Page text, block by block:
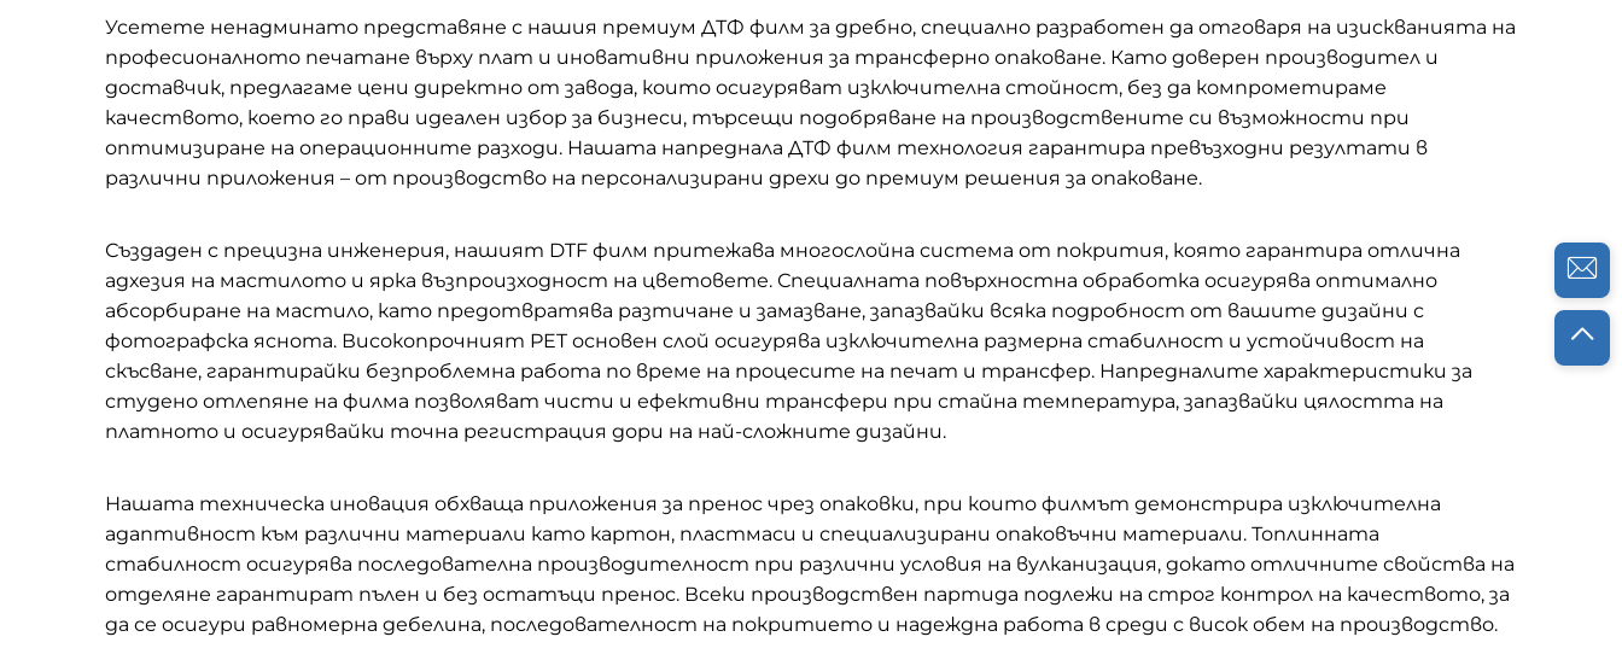
Усетете ненадминато представяне с нашия премиум ДТФ филм за дребно, специално разработен да отговаря на изискванията на
професионалното печатане върху плат и иновативни приложения за трансферно опаковане. Като доверен производител и
доставчик, предлагаме цени директно от завода, които осигуряват изключителна стойност, без да компрометираме
качеството, което го прави идеален избор за бизнеси, търсещи подобряване на производствените си възможности при
оптимизиране на операционните разходи. Нашата напреднала ДТФ филм технология гарантира превъзходни резултати в
различни приложения – от производство на персонализирани дрехи до премиум решения за опаковане.
Създаден с прецизна инженерия, нашият DTF филм притежава многослойна система от покрития, която гарантира отлична
адхезия на мастилото и ярка възпроизходност на цветовете. Специалната повърхностна обработка осигурява оптимално
абсорбиране на мастило, като предотвратява разтичане и замазване, запазвайки всяка подробност от вашите дизайни с
фотографска яснота. Високопрочният PET основен слой осигурява изключителна размерна стабилност и устойчивост на
скъсване, гарантирайки безпроблемна работа по време на процесите на печат и трансфер. Напредналите характеристики за
студено отлепяне на филма позволяват чисти и ефективни трансфери при стайна температура, запазвайки цялостта на
платното и осигурявайки точна регистрация дори на най-сложните дизайни.
Нашата техническа иновация обхваща приложения за пренос чрез опаковки, при които филмът демонстрира изключителна
адаптивност към различни материали като картон, пластмаси и специализирани опаковъчни материали. Топлинната
стабилност осигурява последователна производителност при различни условия на вулканизация, докато отличните свойства на
отделяне гарантират пълен и без остатъци пренос. Всеки производствен партида подлежи на строг контрол на качеството, за
да се осигури равномерна дебелина, последователност на покритието и надеждна работа в среди с висок обем на производство.